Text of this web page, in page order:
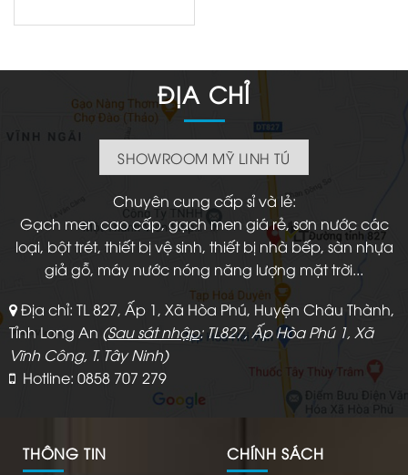
ĐỊA CHỈ
SHOWROOM MỸ LINH TÚ
Chuyên cung cấp sỉ và lẻ:
Gạch men cao cấp, gạch men giá rẻ, sơn nước các
loại, bột trét, thiết bị vệ sinh, thiết bị nhà bếp, sàn nhựa
giả gỗ, máy nước nóng năng lượng mặt trời...
Địa chỉ: TL 827, Ấp 1, Xã Hòa Phú, Huyện Châu Thành,
Tỉnh Long An (Sau sát nhập: TL827, Ấp Hòa Phú 1, Xã
Vĩnh Công, T. Tây Ninh)
Hotline: 0858 707 279
THÔNG TIN CHÍNH SÁCH